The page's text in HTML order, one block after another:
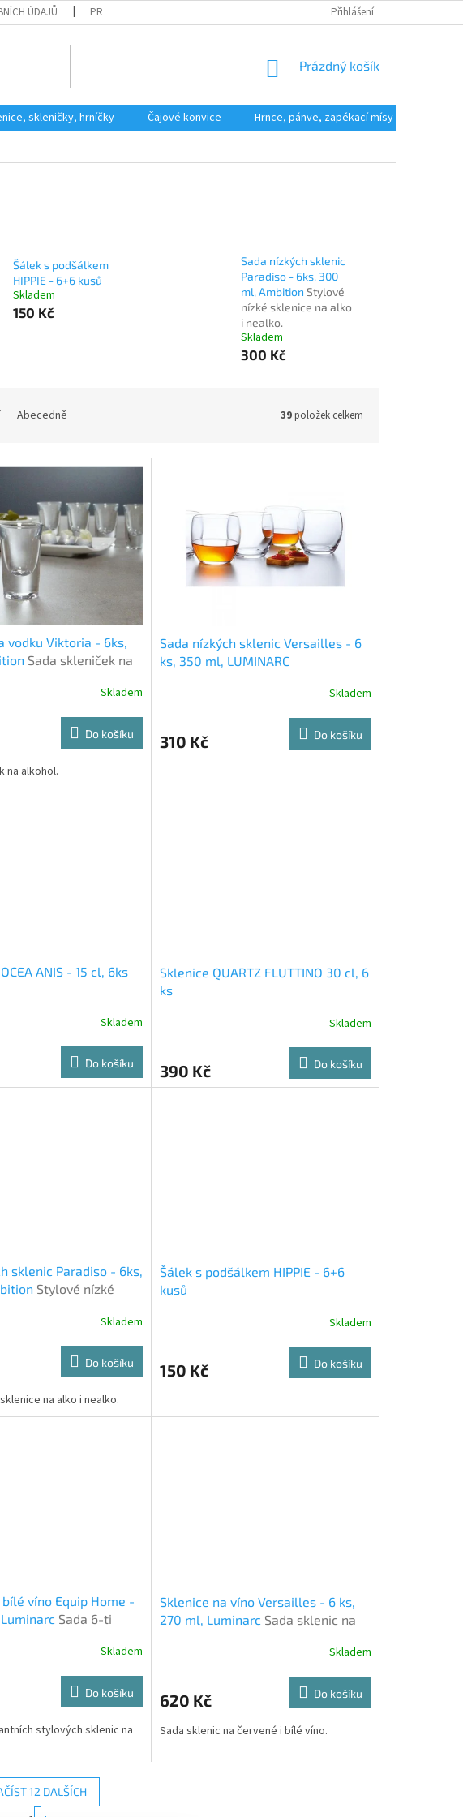
ÚDAJŮ PROČ NAKOUPIT U NÁS? Přihlášení
NÁKUPNÍ
Prázdný košík
skleničky, hrníčky Čajové konvice Hrnce, pánve, zapékací mísy
Šálek s podšálkem
HIPPIE - 6+6 kusů
Skladem
150 Kč
Sada nízkých sklenic
Paradiso - 6ks, 300
ml, Ambition Stylové
nízké sklenice na alko
i nealko.
Skladem
300 Kč
Abecedně 39položek celkem
vodku Viktoria - 6ks,
Sada skleniček na
Skladem
Do košíku
na alkohol.
Sada nízkých sklenic Versailles - 6
ks, 350 ml, LUMINARC
Skladem
310 Kč Do košíku
ANIS - 15 cl, 6ks
Skladem
Do košíku
Sklenice QUARTZ FLUTTINO 30 cl, 6
ks
Skladem
390 Kč Do košíku
sklenic Paradiso - 6ks,
Stylové nízké
Skladem
Do košíku
na alko i nealko.
Šálek s podšálkem HIPPIE - 6+6
kusů
Skladem
150 Kč Do košíku
víno Equip Home -
Sada 6-ti
Skladem
Do košíku
stylových sklenic na
Sklenice na víno Versailles - 6 ks,
270 ml, Luminarc Sada sklenic na
Skladem
620 Kč Do košíku
Sada sklenic na červené i bílé víno.
12 DALŠÍCH
S